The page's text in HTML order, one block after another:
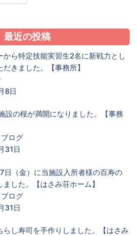
最近の投稿
から特定技能実習生2名に新戦力とし
きました。【事務所】
8日
設の桜が満開になりました。【事務
ログ
31日
日（金）に当施設入所者様の百寿の
ました。【はさみ荘ホーム】
ログ
31日
らし寿司を手作りしました。【はさみ